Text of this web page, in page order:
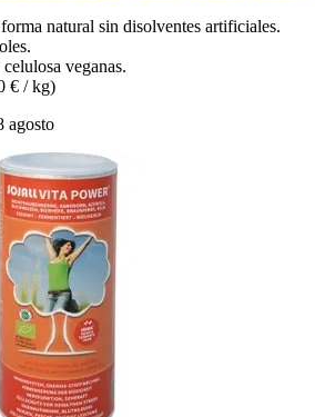
natural sin disolventes artificiales.
veganas.
€ / kg)
agosto